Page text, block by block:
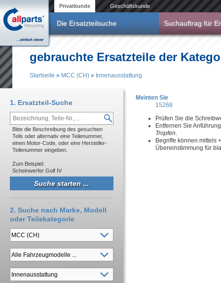
Privatkunde Geschäftskunde
Die Ersatzteilsuche Suchauftrag für
gebrauchte Ersatzteile der
Startseite » MCC (CH) » Innenausstattung
Meinten Sie
15268
Prüfen Sie die
Entfernen Sie
Tropfen.
Begriffe können mittels
Übereinstimmung für
1. Ersatzteil-Suche
Bitte die Beschreibung des gesuchten
Teils oder alternativ eine Teilenummer,
einen Motor-Code, oder eine Hersteller-
Teilenummer eingeben.
Zum Beispiel:
Scheinwerfer Golf IV
2. Suche nach Marke, Modell
oder Teilekategorie